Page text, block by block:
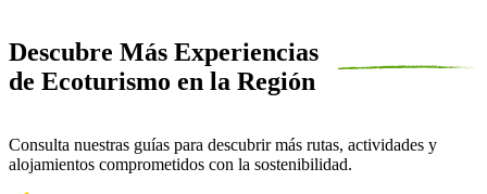
Descubre Más Experiencias
de Ecoturismo en la Región
Consulta nuestras guías para descubrir más rutas, actividades y
alojamientos comprometidos con la sostenibilidad.